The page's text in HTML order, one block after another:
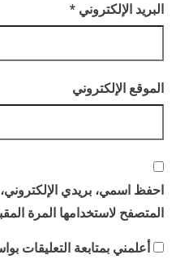
البريد الإلكتروني *
الموقع الإلكتروني
احفظ اسمي، بريدي
المتصفح لاستخدامها المرة
أعلمني بمتابعة التعليقات